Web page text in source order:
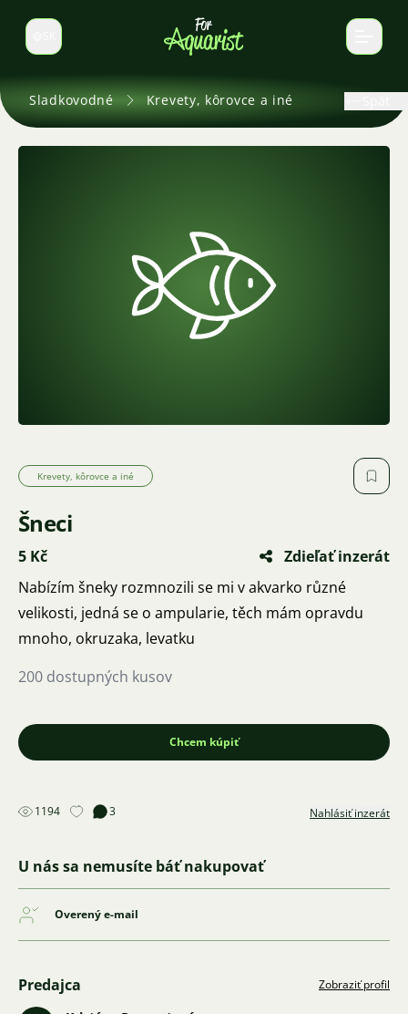
Prepnúť jazyk
Sladkovodné Krevety, kôrovce a iné
Krevety, kôrovce a iné
Šneci
5 Kč
Zdieľať inzerát
Nabízím šneky rozmnozili se mi v akvarko různé
velikosti, jedná se o ampularie, těch mám opravdu
mnoho, okruzaka, levatku
200 dostupných kusov
Chcem kúpiť
1194 3 Nahlásiť inzerát
U nás sa nemusíte báť nakupovať
Overený e-mail
Predajca Zobraziť profil